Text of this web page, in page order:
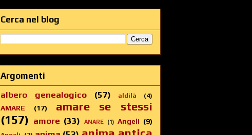
Cerca nel blog
Argomenti
albero genealogico
(57) aldilà (4)
AMARE (17)
amare se stessi
(157) amore (33) ANARE (1) Angeli (9)